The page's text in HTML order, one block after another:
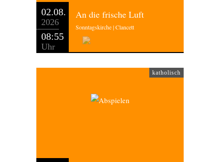
02.08.
2026
08:55
Uhr
An die frische Luft
Sonntagskirche | Clancett
katholisch